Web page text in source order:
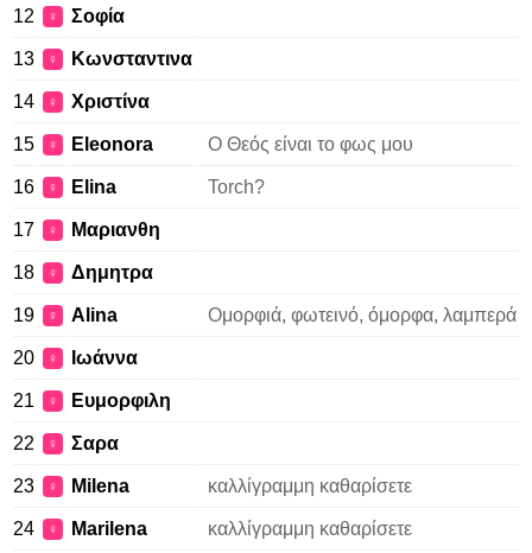
12 ♀ Σοφία
13 ♀ Κωνσταντινα
14 ♀ Χριστίνα
15 ♀ Eleonora Ο Θεός είναι το φως μου
16 ♀ Elina Torch?
17 ♀ Μαριανθη
18 ♀ Δημητρα
19 ♀ Alina Ομορφιά, φωτεινό, όμορφα, λαμπερά
20 ♀ Ιωάννα
21 ♀ Ευμορφιλη
22 ♀ Σαρα
23 ♀ Milena καλλίγραμμη καθαρίσετε
24 ♀ Marilena καλλίγραμμη καθαρίσετε